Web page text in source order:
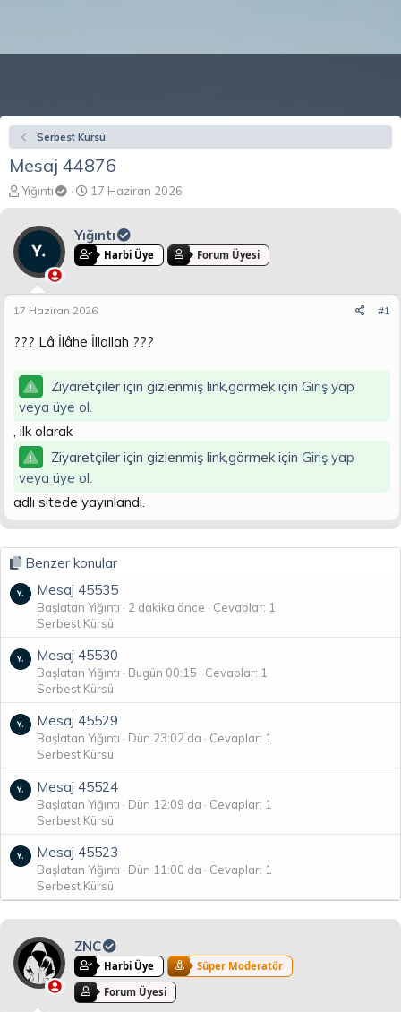
Serbest Kürsü
Mesaj 44876
K
o
b
y
a
ş
l
a
n
Yığıntı
B
a
l
a
n
ç
t
a
i
i
17 Haziran 2026
Yığıntı
Harbi Üye Forum Üyesi
17 Haziran 2026 #1
??? Lâ İlâhe İllallah ???
Ziyaretçiler için gizlenmiş link,görmek için Giriş yap
veya üye ol.
, ilk olarak
Ziyaretçiler için gizlenmiş link,görmek için Giriş yap
veya üye ol.
adlı sitede yayınlandı.
Benzer konular
Mesaj 45535
Başlatan Yığıntı 2 dakika önce
Cevaplar: 1
Serbest Kürsü
Mesaj 45530
Başlatan Yığıntı Bugün 00:15
Cevaplar: 1
Serbest Kürsü
Mesaj 45529
Başlatan Yığıntı Dün 23:02 da
Cevaplar: 1
Serbest Kürsü
Mesaj 45524
Başlatan Yığıntı Dün 12:09 da
Cevaplar: 1
Serbest Kürsü
Mesaj 45523
Başlatan Yığıntı Dün 11:00 da
Cevaplar: 1
Serbest Kürsü
ZNC
Harbi Üye
Süper Moderatör
Forum Üyesi